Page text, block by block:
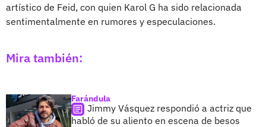
artístico de Feid, con quien Karol G ha sido relacionada
sentimentalmente en rumores y especulaciones.
Mira también:
Farándula
Jimmy Vásquez respondió a actriz que
habló de su aliento en escena de besos